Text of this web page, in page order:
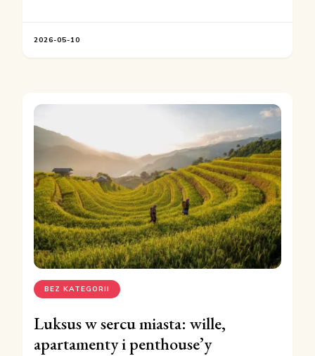
2026-05-10
BEZ KATEGORII
Luksus w sercu miasta: wille,
apartamenty i penthouse’y